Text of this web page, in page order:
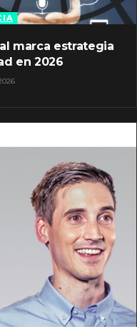
marca estrategia
en 2026